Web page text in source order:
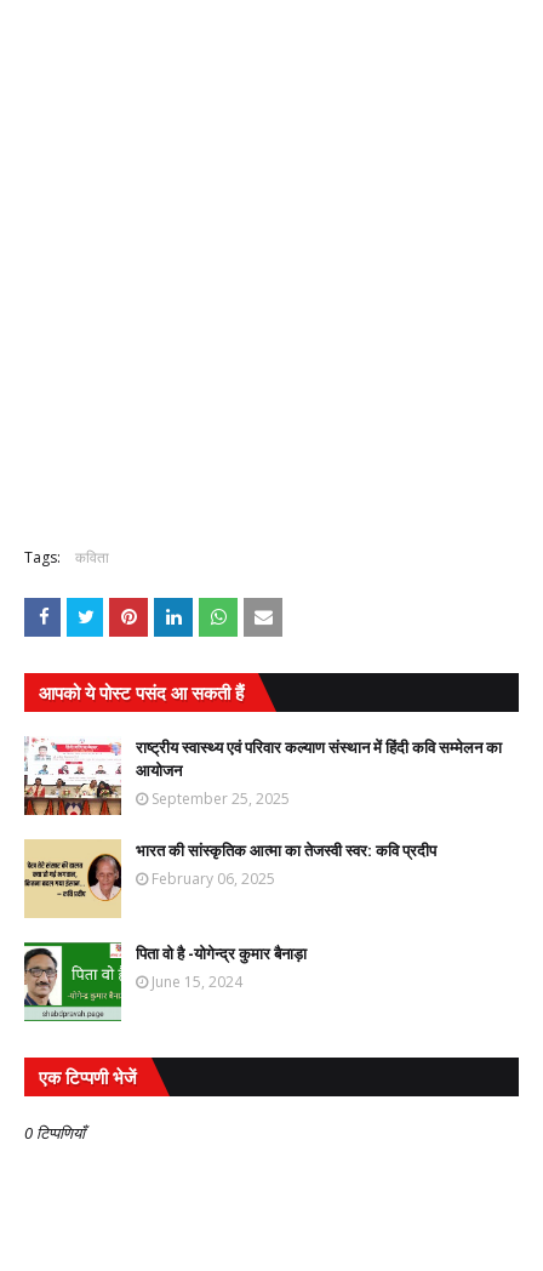
Tags: कविता
आपको ये पोस्ट पसंद आ सकती हैं
राष्ट्रीय स्वास्थ्य एवं परिवार कल्याण संस्थान में हिंदी कवि सम्मेलन का
आयोजन
September 25, 2025
भारत की सांस्कृतिक आत्मा का तेजस्वी स्वर: कवि प्रदीप
February 06, 2025
पिता वो है -योगेन्द्र कुमार बैनाड़ा
June 15, 2024
एक टिप्पणी भेजें
0 टिप्पणियाँ